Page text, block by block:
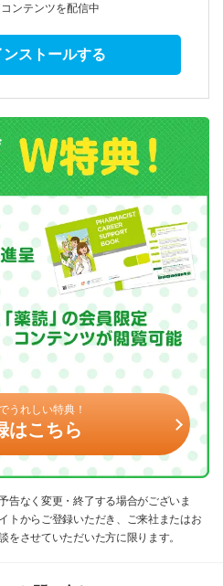
ンテンツを配信中
ストールする
うれしい特典！
はこちら
なく変更・終了する場合がございま
トからご登録いただき、ご来社またはお
をさせていただいた方に限ります。